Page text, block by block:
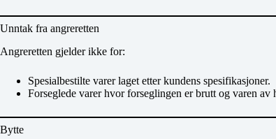
Unntak fra angreretten
Angreretten gjelder ikke for:
Spesialbestilte varer laget etter kundens spesifikasjoner.
Forseglede varer hvor forseglingen er brutt og varen
Bytte